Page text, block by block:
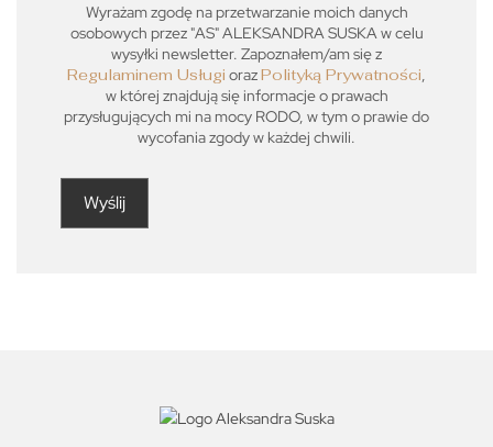
Wyrażam zgodę na przetwarzanie moich danych
osobowych przez "AS" ALEKSANDRA SUSKA w celu
wysyłki newsletter. Zapoznałem/am się z
Regulaminem Usługi orazPolityką Prywatności,
w której znajdują się informacje o prawach
przysługujących mi na mocy RODO, w tym o prawie do
wycofania zgody w każdej chwili.